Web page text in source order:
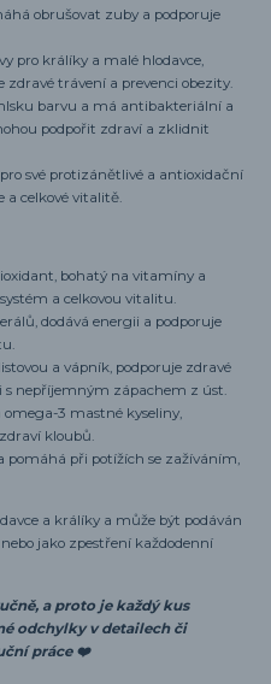
obrušovat zuby a podporuje
pro králíky a malé hlodavce,
trávení a prevenci obezity.
barvu a má antibakteriální a
podpořit zdraví a zklidnit
své protizánětlivé a antioxidační
a celkové vitalitě.
bohatý na vitamíny a
a celkovou vitalitu.
dodává energii a podporuje
a vápník, podporuje zdravé
nepříjemným zápachem z úst.
omega-3 mastné kyseliny,
kloubů.
pomáhá při potížích se zažíváním,
a králíky a může být podáván
jako zpestření každodenní
a proto je každý kus
odchylky v detailech či
práce ❤️